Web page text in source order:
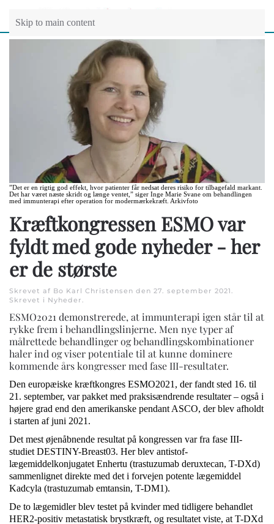
Skip to main content
”Det er en rigtig god effekt, hvor patienter får nedsat deres risiko for tilbagefald markant.
Det har været næste skridt og længe ventet,” siger Inge Marie Svane om behandlingen
med immunterapi efter operation for modermærkekræft. Arkivfoto
Kræftkongressen ESMO var
fyldt med gode nyheder - her
er de største
Skrevet af Bo Karl Christensen den 27. september 2021
Skrevet i Nyheder
ESMO2021 demonstrerede, at immunterapi igen står til at
rykke frem i behandlingslinjerne. Men nye typer af
målrettede behandlinger og behandlingskombinationer
haler ind og viser potentiale til at kunne dominere
kommende års kongresser med fase III-resultater.
Den europæiske kræftkongres ESMO2021, der fandt sted 16. til
21. september, var pakket med praksisændrende resultater – også i
højere grad end den amerikanske pendant ASCO, der blev afholdt
i starten af juni 2021.
Det mest øjenåbnende resultat på kongressen var fra fase III-
studiet DESTINY-Breast03. Her blev antistof-
lægemiddelkonjugatet Enhertu (trastuzumab deruxtecan, T-DXd)
sammenlignet direkte med det i forvejen potente lægemiddel
Kadcyla (trastuzumab emtansin, T-DM1).
De to lægemidler blev testet på kvinder med tidligere behandlet
HER2-positiv metastatisk brystkræft, og resultatet viste, at T-DXd